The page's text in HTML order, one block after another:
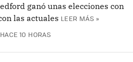
ganó unas elecciones con
las actuales LEER MÁS »
HACE 10 HORAS